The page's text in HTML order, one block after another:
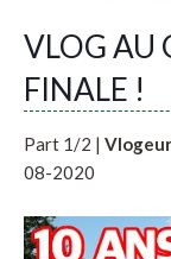
VLOG AU
FINALE !
Part 1/2 | Vlogeur
08-2020